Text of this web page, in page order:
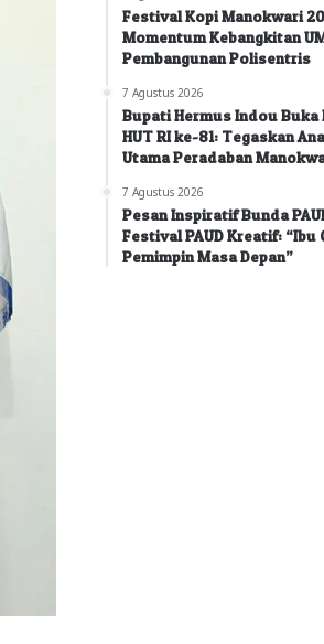
Festival Kopi Manokwari
Momentum Kebangkitan
Pembangunan Polisentris
7 Agustus 2026
Bupati Hermus Indou Buka
HUT RI ke-81: Tegaskan
Utama Peradaban
7 Agustus 2026
Pesan Inspiratif Bunda
Festival PAUD Kreatif: “Ibu
Pemimpin Masa Depan”